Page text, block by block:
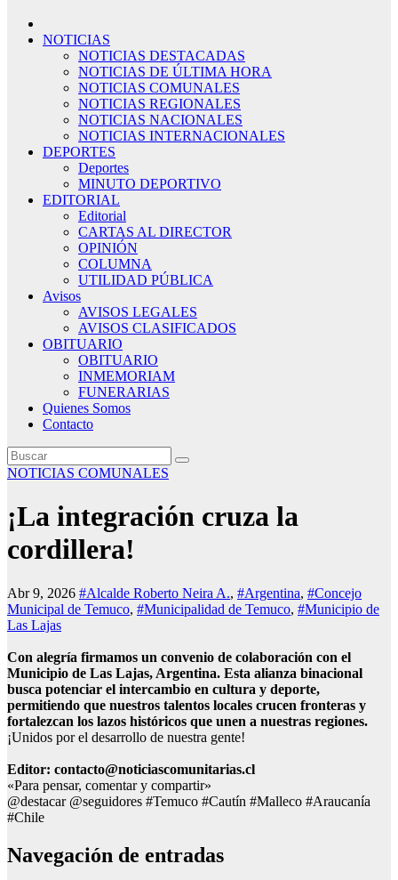
NOTICIAS
NOTICIAS DESTACADAS
NOTICIAS DE ÚLTIMA HORA
NOTICIAS COMUNALES
NOTICIAS REGIONALES
NOTICIAS NACIONALES
NOTICIAS INTERNACIONALES
DEPORTES
Deportes
MINUTO DEPORTIVO
EDITORIAL
Editorial
CARTAS AL DIRECTOR
OPINIÓN
COLUMNA
UTILIDAD PÚBLICA
Avisos
AVISOS LEGALES
AVISOS CLASIFICADOS
OBITUARIO
OBITUARIO
INMEMORIAM
FUNERARIAS
Quienes Somos
Contacto
NOTICIAS COMUNALES
¡La integración cruza la
cordillera!
Abr 9, 2026 #Alcalde Roberto Neira A., #Argentina, #Concejo
Municipal de Temuco, #Municipalidad de Temuco, #Municipio de
Las Lajas
Con alegría firmamos un convenio de colaboración con el
Municipio de Las Lajas, Argentina. Esta alianza binacional
busca potenciar el intercambio en cultura y deporte,
permitiendo que nuestros talentos locales crucen fronteras y
fortalezcan los lazos históricos que unen a nuestras regiones.
¡Unidos por el desarrollo de nuestra gente!
Editor: contacto@noticiascomunitarias.cl
«Para pensar, comentar y compartir»
@destacar @seguidores #Temuco #Cautín #Malleco #Araucanía
#Chile
Navegación de entradas